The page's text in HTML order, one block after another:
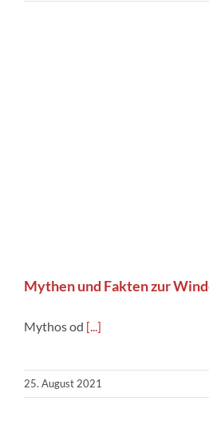
Mythen und Fakten zur
Mythos od [...]
25. August 2021